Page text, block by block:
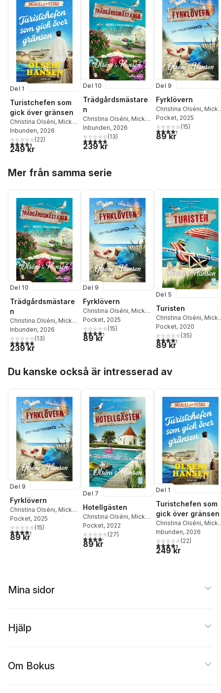
Del 1
Turistchefen som
gick över gränsen
Christina Olséni, Micke
Hansen
Inbunden, 2026
4,4utav 5 stjärnor. Totalt antal röster:
(22)
249 kr
Del 10
Trädgårdsmästare
n
Christina Olséni, Micke
Hansen
Inbunden, 2026
4,8utav 5 stjärnor. Totalt antal röster:
(13)
239 kr
Del 9
Fyrklövern
Christina Olséni,
Hansen
Pocket, 2025
4,3utav 5 stjärnor.
(15)
89 kr
Mer från samma serie
Del 10
Trädgårdsmästare
n
Christina Olséni, Micke
Hansen
Inbunden, 2026
4,8utav 5 stjärnor. Totalt antal röster:
(13)
239 kr
Del 9
Fyrklövern
Christina Olséni, Micke
Hansen
Pocket, 2025
4,3utav 5 stjärnor. Totalt antal röster:
(15)
89 kr
Del 5
Turisten
Christina Olséni,
Hansen
Pocket, 2020
4,3utav 5 stjärnor.
(35)
89 kr
Du kanske också är intresserad av
Del 9
Fyrklövern
Christina Olséni, Micke
Hansen
Pocket, 2025
4,3utav 5 stjärnor. Totalt antal röster:
(15)
89 kr
Del 7
Hotellgästen
Christina Olséni, Micke
Hansen
Pocket, 2022
4,2utav 5 stjärnor. Totalt antal röster:
(27)
89 kr
Del 1
Turistchefen som
gick över gränsen
Christina Olséni,
Hansen
Inbunden, 2026
4,4utav 5 stjärnor.
(22)
249 kr
Mina sidor
Hjälp
Om Bokus